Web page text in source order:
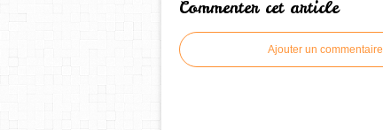
Commenter cet article
Ajouter un commentaire